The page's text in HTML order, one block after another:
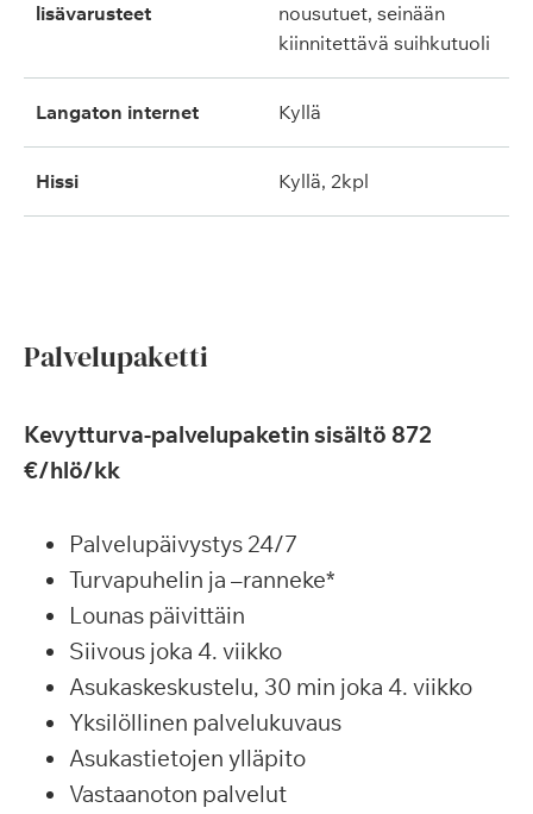
lisävarusteet
nousutuet, seinään
kiinnitettävä suihkutuoli
langaton internet kyllä
hissi kyllä, 2kpl
Palvelupaketti
Kevytturva-palvelupaketin sisältö 872
€/hlö/kk
Palvelupäivystys 24/7
Turvapuhelin ja –ranneke*
Lounas päivittäin
Siivous joka 4. viikko
Asukaskeskustelu, 30 min joka 4. viikko
Yksilöllinen palvelukuvaus
Asukastietojen ylläpito
Vastaanoton palvelut